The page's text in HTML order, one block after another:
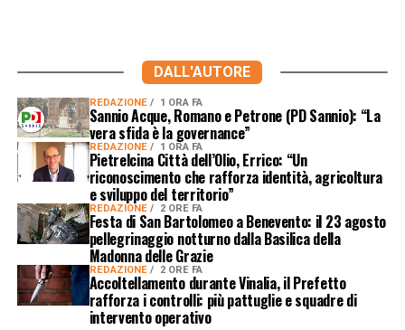
DALL'AUTORE
REDAZIONE 1 ORA FA
Sannio Acque, Romano e Petrone (PD Sannio): “La
vera sfida è la governance”
REDAZIONE 1 ORA FA
Pietrelcina Città dell’Olio, Errico: “Un
riconoscimento che rafforza identità, agricoltura
e sviluppo del territorio”
REDAZIONE 2 ORE FA
Festa di San Bartolomeo a Benevento: il 23 agosto
pellegrinaggio notturno dalla Basilica della
Madonna delle Grazie
REDAZIONE 2 ORE FA
Accoltellamento durante Vinalia, il Prefetto
rafforza i controlli: più pattuglie e squadre di
intervento operativo